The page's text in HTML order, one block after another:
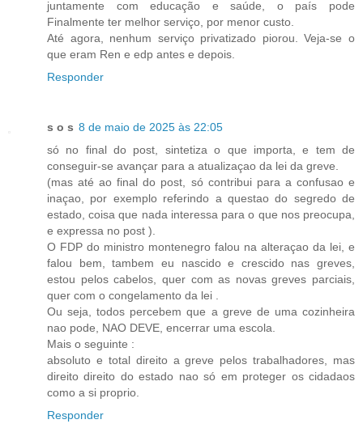
juntamente com educação e saúde, o país pode
Finalmente ter melhor serviço, por menor custo.
Até agora, nenhum serviço privatizado piorou. Veja-se o
que eram Ren e edp antes e depois.
Responder
s o s 8 de maio de 2025 às 22:05
só no final do post, sintetiza o que importa, e tem de
conseguir-se avançar para a atualizaçao da lei da greve.
(mas até ao final do post, só contribui para a confusao e
inaçao, por exemplo referindo a questao do segredo de
estado, coisa que nada interessa para o que nos preocupa,
e expressa no post ).
O FDP do ministro montenegro falou na alteraçao da lei, e
falou bem, tambem eu nascido e crescido nas greves,
estou pelos cabelos, quer com as novas greves parciais,
quer com o congelamento da lei .
Ou seja, todos percebem que a greve de uma cozinheira
nao pode, NAO DEVE, encerrar uma escola.
Mais o seguinte :
absoluto e total direito a greve pelos trabalhadores, mas
direito direito do estado nao só em proteger os cidadaos
como a si proprio.
Responder